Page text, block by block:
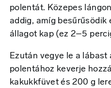
polentát. Közepes
addig, amíg besűrűsödik
állagot kap (ez 2–5
Ezután vegye le a lábast
polentához keverje
kakukkfüvet és 200 g